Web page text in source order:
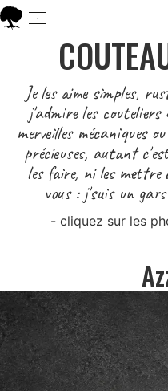
Je les aime simples,
j'admire les
merveilles mécaniques
précieuses, autant
les faire, ni les mettre
vous : j'suis un
- cliquez sur les